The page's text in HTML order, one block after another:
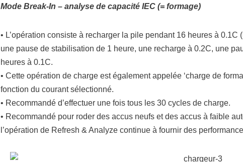
Mode Break-In – analyse de capacité IEC (= formage)
• L’opération consiste à recharger la pile pendant 16 heures à
une pause de stabilisation de 1 heure, une recharge à 0.2C, une
heures à 0.1C.
• Cette opération de charge est également appelée ‘charge de
fonction du courant sélectionné.
• Recommandé d’effectuer une fois tous les 30 cycles de charge.
• Recommandé pour roder des accus neufs et des accus à faible
l’opération de Refresh & Analyze continue à fournir des